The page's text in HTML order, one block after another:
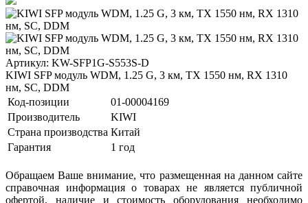
Артикул: KW-SFP1G-S553S-D
KIWI SFP модуль WDM, 1.25 G, 3 км, TX 1550 нм, RX 1310
нм, SC, DDM
Код-позиции
01-00004169
Производитель
KIWI
Страна производства Китай
Гарантия
1 год
Обращаем Ваше внимание, что размещенная на данном сайте
справочная информация о товарах не является публичной
офертой, наличие и стоимость оборудования необходимо